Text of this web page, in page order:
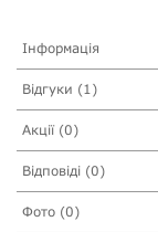
Інформація
Відгуки (1)
Акції (0)
Відповіді (0)
Фото (0)